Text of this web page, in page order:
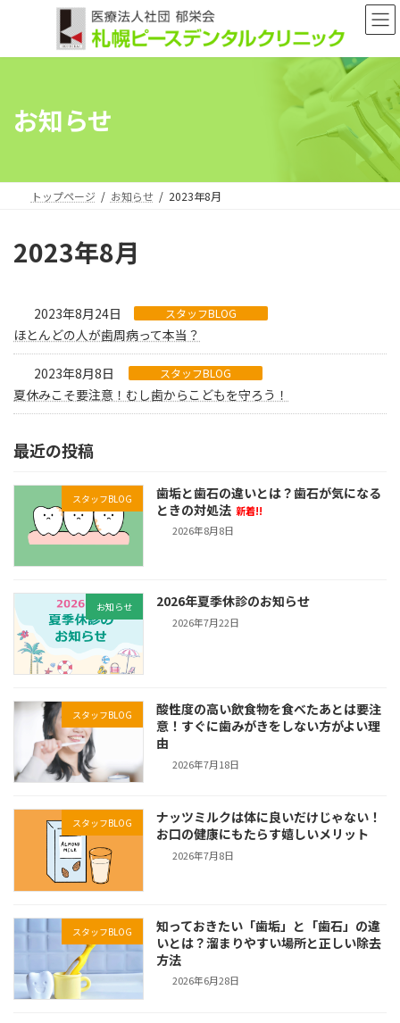
ン
ー
お知らせ
トップページ お知らせ 2023年8月
2023年8月
2023年8月24日 スタッフBLOG
ほとんどの人が歯周病って本当？
2023年8月8日 スタッフBLOG
夏休みこそ要注意！むし歯からこどもを守ろう！
最近の投稿
スタッフBLOG
歯垢と歯石の違いとは？歯石が気になる
ときの対処法 新着!!
2026年8月8日
お知らせ 2026年夏季休診のお知らせ
2026年7月22日
スタッフBLOG
酸性度の高い飲食物を食べたあとは要注
意！すぐに歯みがきをしない方がよい理
由
2026年7月18日
スタッフBLOG
ナッツミルクは体に良いだけじゃない！
お口の健康にもたらす嬉しいメリット
2026年7月8日
スタッフBLOG
知っておきたい「歯垢」と「歯石」の違
いとは？溜まりやすい場所と正しい除去
方法
2026年6月28日